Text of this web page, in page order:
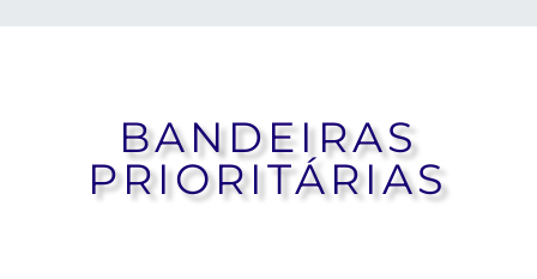
BANDEIRAS
PRIORITÁRIAS